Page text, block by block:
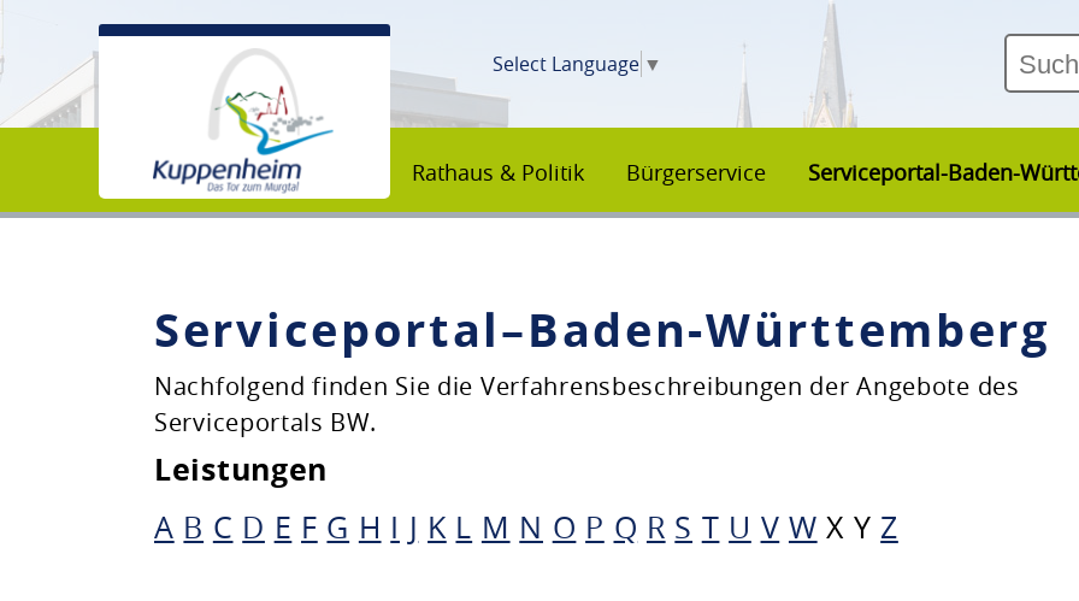
Select Language ▼
Rathaus & Politik Bürgerservice Serviceportal-Baden-
Unsere Stadt
Rathaus & Politik
Serviceportal–Baden-Württemberg
Nachfolgend finden Sie die Verfahrensbeschreibungen der Angebote des
Serviceportals BW.
Leistungen
A B C D E F G H I J K L M N O P Q R S T U V W X Y Z